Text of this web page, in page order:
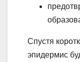
Спустя
эпидермис